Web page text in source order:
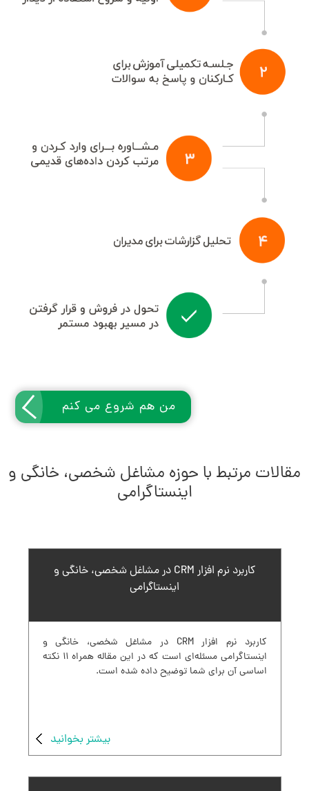
من هم شروع می کنم
مقالات مرتبط با حوزه مشاغل شخصی، خانگی و
اینستاگرامی
کاربرد نرم افزار CRM در مشاغل شخصی، خانگی و
اینستاگرامی
کاربرد نرم افزار CRM در مشاغل شخصی، خانگی و
اینستاگرامی مسئله‌ای است که در این مقاله همراه ۱۱ نکته
اساسی آن برای شما توضیح داده شده است.
بیشتر بخوانید